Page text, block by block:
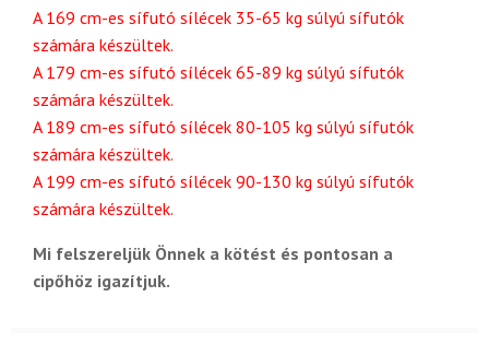
A 169 cm-es sífutó sílécek 35-65 kg súlyú sífutók
számára készültek.
A 179 cm-es sífutó sílécek 65-89 kg súlyú sífutók
számára készültek.
A 189 cm-es sífutó sílécek 80-105 kg súlyú sífutók
számára készültek.
A 199 cm-es sífutó sílécek 90-130 kg súlyú sífutók
számára készültek.
Mi felszereljük Önnek a kötést és pontosan a
cipőhöz igazítjuk.